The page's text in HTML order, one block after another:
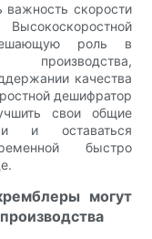
важность скорости
роль в
производства,
качества
дешифратор
свои общие
и оставаться
быстро
могут